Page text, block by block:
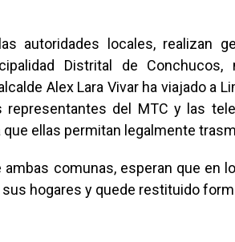
autoridades locales, realizan
Distrital de Conchucos,
Alex Lara Vivar ha viajado a
representantes del MTC y las
ellas permitan legalmente
ambas comunas, esperan que en
hogares y quede restituido